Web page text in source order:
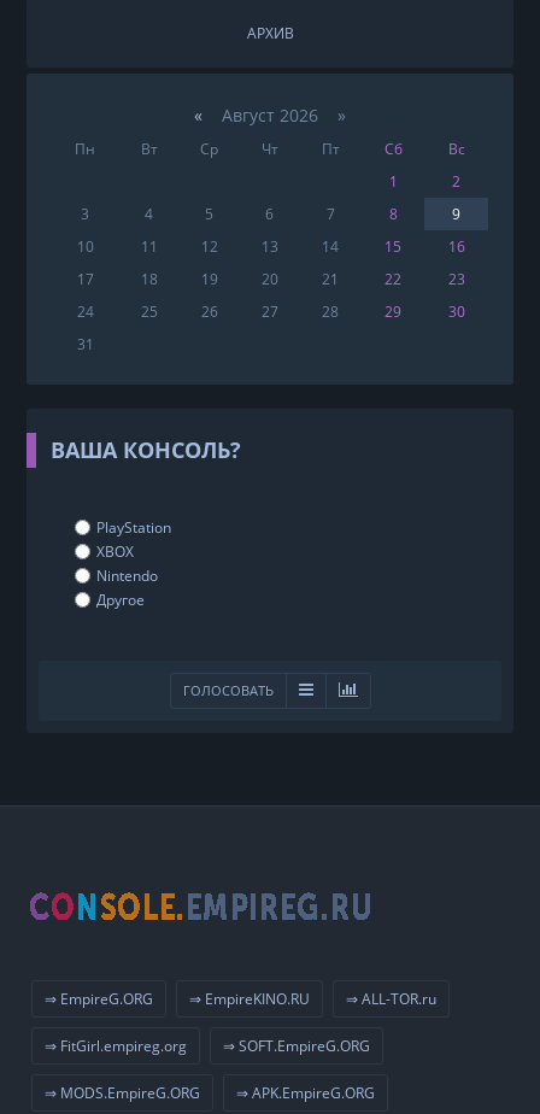
АРХИВ
«Август 2026 »
Пн Вт Ср Чт Пт Сб
Вс
1
2
3
4 5 6 7 8
9
10
11 12 13 14 15
16
17
18 19 20 21 22
23
24
25 26 27 28 29
30
31
ВАША КОНСОЛЬ?
PlayStation
XBOX
Nintendo
Другое
ГОЛОСОВАТЬ
⇒ EmpireG.ORG ⇒ EmpireKINO.RU ⇒ ALL-TOR.ru
⇒ FitGirl.empireg.org ⇒ SOFT.EmpireG.ORG
⇒ MODS.EmpireG.ORG ⇒ APK.EmpireG.ORG